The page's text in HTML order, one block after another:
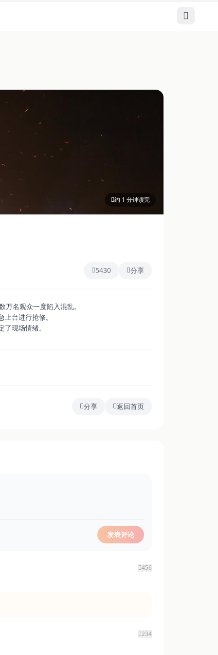
约 1 分钟读完
5430 分享
名观众一度陷入混乱。
台进行抢修。
现场情绪。
分享 返回首页
发表评论
456
234